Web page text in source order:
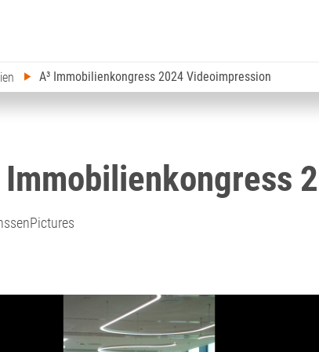
A³ Immobilienkongress 2024 Videoimpression
Immobilienkongress